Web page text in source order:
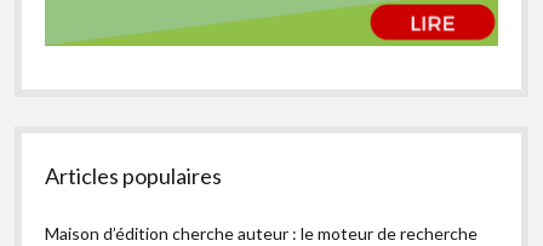
Articles populaires
Maison d’édition cherche auteur : le moteur de recherche